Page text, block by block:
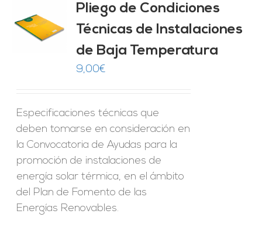
Pliego de Condiciones
Técnicas de Instalaciones
de Baja Temperatura
9,00€
Especificaciones técnicas que
deben tomarse en consideración en
la Convocatoria de Ayudas para la
promoción de instalaciones de
energía solar térmica, en el ámbito
del Plan de Fomento de las
Energías Renovables.